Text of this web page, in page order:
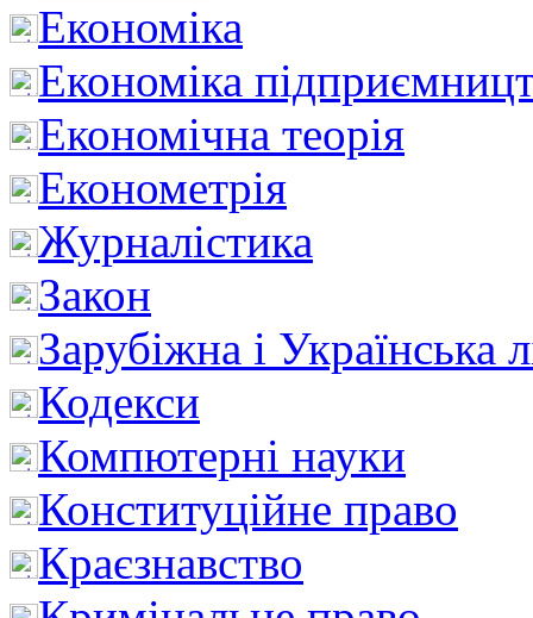
Економіка
Економіка
Економічна теорія
Економетрія
Журналістика
Закон
Зарубіжна і Українська
Кодекси
Компютерні науки
Конституційне право
Краєзнавство